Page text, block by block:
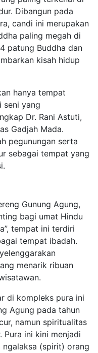
Dibangun pada
candi ini merupakan
paling megah di
patung Buddha dan
kisah hidup
hanya tempat
seni yang
Dr. Rani Astuti,
Gadjah Mada.
pegunungan serta
sebagai tempat yang
Gunung Agung,
bagi umat Hindu
tempat ini terdiri
tempat ibadah.
menarik ribuan
di kompleks pura ini
Agung pada tahun
namun spiritualitas
Pura ini kini menjadi
ngalaksa (spirit) orang